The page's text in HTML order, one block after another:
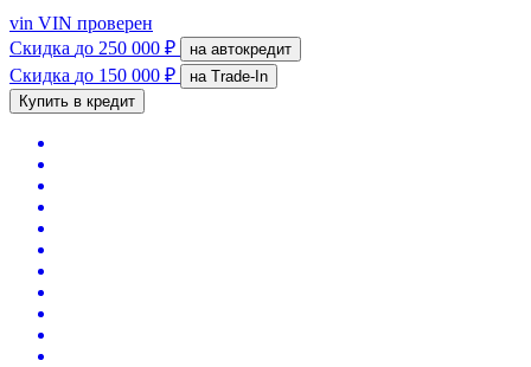
vin VIN проверен
Скидка до 250 000 ₽ на автокредит
Скидка до 150 000 ₽
на Trade-In
Купить в кредит